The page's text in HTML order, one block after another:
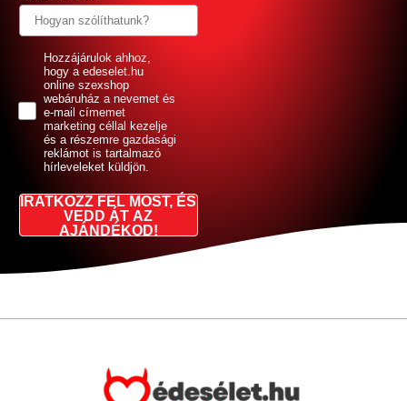
GDPRHozzájárulok ahhoz,
hogy a edeselet.hu
online szexshop
webáruház a nevemet és
e-mail címemet
marketing céllal kezelje
és a részemre gazdasági
reklámot is tartalmazó
hírleveleket küldjön.
IRATKOZZ FEL MOST, ÉS
VEDD ÁT AZ
AJÁNDÉKOD!